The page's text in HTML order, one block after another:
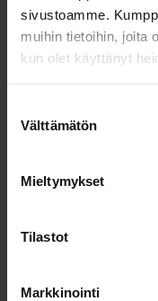
sivustoamme.
muihin tietoihin, joita
kun olet käyttänyt
valinta
Välttämätön
Mieltymykset
Tilastot
Markkinointi
Himmennettävä
Himmennys 0-10 V
Himmennys DALI-2
Himmennys DSI
valmistajakohtainen
verkkovirtamodulaatio